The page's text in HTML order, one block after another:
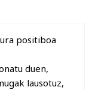
positiboa
duen,
lausotuz,